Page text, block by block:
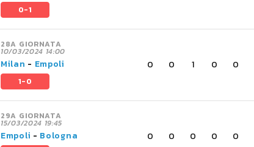
0-1
28A GIORNATA
10/03/2024 14:00
Milan - Empoli
1-0
0 0 1 0 0
29A GIORNATA
15/03/2024 19:45
Empoli - Bologna 0 0 0 0 0